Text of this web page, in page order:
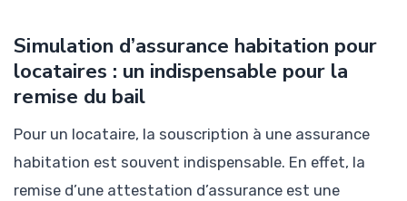
Simulation d’assurance habitation pour
locataires : un indispensable pour la
remise du bail
Pour un locataire, la souscription à une assurance
habitation est souvent indispensable. En effet, la
remise d’une attestation d’assurance est une